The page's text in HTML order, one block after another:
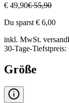
€ 49,90€ 55,90
Du sparst € 6,00
inkl. MwSt.
30-Tage-Tiefstpreis:
Größe